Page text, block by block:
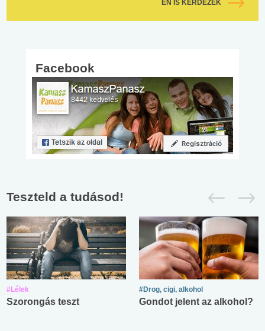
ÉN IS KÉRDEZEK
Facebook
Teszteld a tudásod!
#Lélek
Szorongás teszt
#Drog, cigi, alkohol
Gondot jelent az alkohol?